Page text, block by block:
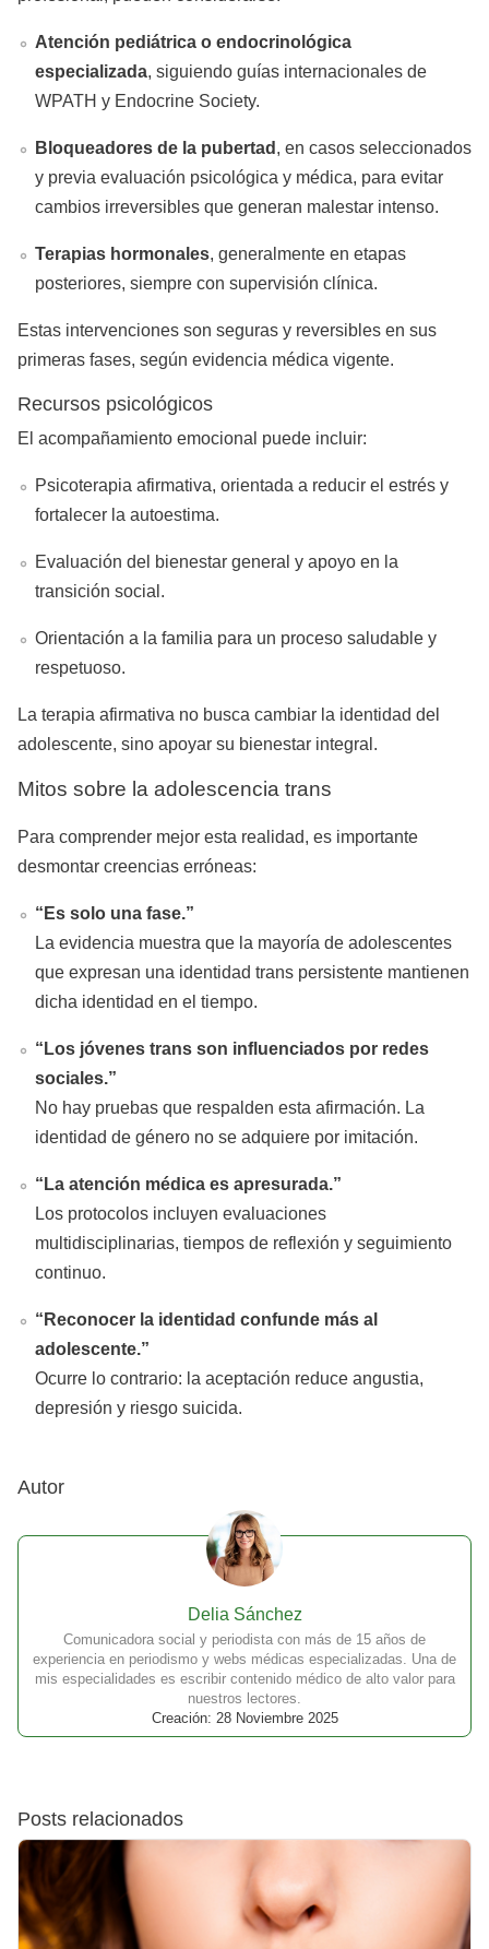
Atención pediátrica o endocrinológica
especializada, siguiendo guías internacionales de
WPATH y Endocrine Society.
Bloqueadores de la pubertad , en casos seleccionados
y previa evaluación psicológica y médica, para evitar
cambios irreversibles que generan malestar intenso.
Terapias hormonales, generalmente en etapas
posteriores, siempre con supervisión clínica.
Estas intervenciones son seguras y reversibles en sus
primeras fases, según evidencia médica vigente.
Recursos psicológicos
El acompañamiento emocional puede incluir:
Psicoterapia afirmativa, orientada a reducir el estrés y
fortalecer la autoestima.
Evaluación del bienestar general y apoyo en la
transición social.
Orientación a la familia para un proceso saludable y
respetuoso.
La terapia afirmativa no busca cambiar la identidad del
adolescente, sino apoyar su bienestar integral.
Mitos sobre la adolescencia trans
Para comprender mejor esta realidad, es importante
desmontar creencias erróneas:
“Es solo una fase.”
La evidencia muestra que la mayoría de adolescentes
que expresan una identidad trans persistente mantienen
dicha identidad en el tiempo.
“Los jóvenes trans son influenciados por redes
sociales.”
No hay pruebas que respalden esta afirmación. La
identidad de género no se adquiere por imitación.
“La atención médica es apresurada.”
Los protocolos incluyen evaluaciones
multidisciplinarias, tiempos de reflexión y seguimiento
continuo.
“Reconocer la identidad confunde más al
adolescente.”
Ocurre lo contrario: la aceptación reduce angustia,
depresión y riesgo suicida.
Autor
Delia Sánchez
Comunicadora social y periodista con más de 15 años de
experiencia en periodismo y webs médicas especializadas. Una de
mis especialidades es escribir contenido médico de alto valor para
nuestros lectores.
Creación: 28 Noviembre 2025
Posts relacionados